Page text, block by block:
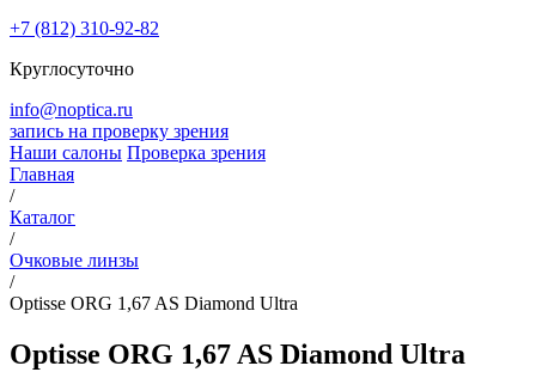
+7 (812) 310-92-82
Круглосуточно
info@noptica.ru
запись на проверку зрения
Наши салоны Проверка зрения
Главная
/
Каталог
/
Очковые линзы
/
Optisse ORG 1,67 AS Diamond Ultra
Optisse ORG 1,67 AS Diamond Ultra